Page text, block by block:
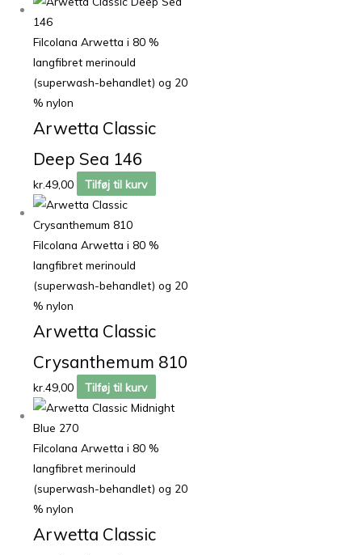
Filcolana Arwetta i 80 %
langfibret merinould
(superwash-behandlet) og 20
% nylon
Arwetta Classic
Deep Sea 146
kr.49,00 Tilføj til kurv
Filcolana Arwetta i 80 %
langfibret merinould
(superwash-behandlet) og 20
% nylon
Arwetta Classic
Crysanthemum 810
kr.49,00 Tilføj til kurv
Filcolana Arwetta i 80 %
langfibret merinould
(superwash-behandlet) og 20
% nylon
Arwetta Classic